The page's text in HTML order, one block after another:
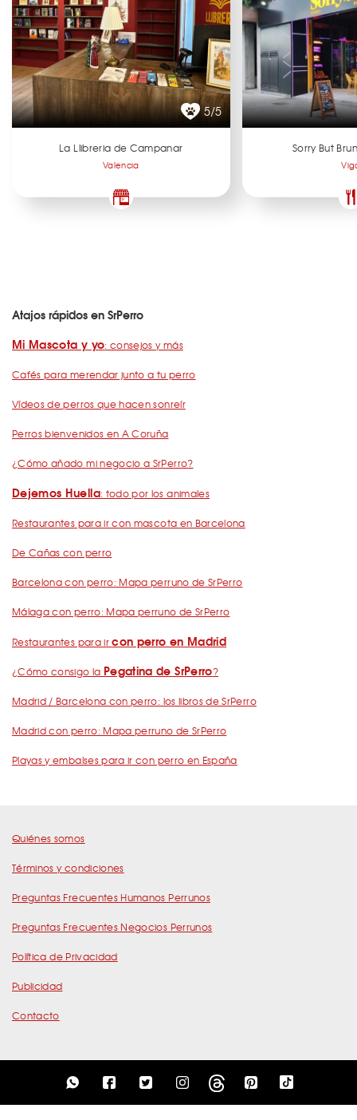
5/5
La Llibreria de Campanar
Valencia
Sorry But
Atajos rápidos en SrPerro
Mi Mascota y yo: consejos y más
Cafés para merendar junto a tu perro
Vídeos de perros que hacen sonreír
Perros bienvenidos en A Coruña
¿Cómo añado mi negocio a SrPerro?
Dejemos Huella: todo por los animales
Restaurantes para ir con mascota en Barcelona
De Cañas con perro
Barcelona con perro: Mapa perruno de SrPerro
Málaga con perro: Mapa perruno de SrPerro
Restaurantes para ircon perro en Madrid
¿Cómo consigo la Pegatina de SrPerro?
Madrid / Barcelona con perro: los libros de SrPerro
Madrid con perro: Mapa perruno de SrPerro
Playas y embalses para ir con perro en España
Quiénes somos
Términos y condiciones
Preguntas Frecuentes Humanos Perrunos
Preguntas Frecuentes Negocios Perrunos
Política de Privacidad
Publicidad
Contacto